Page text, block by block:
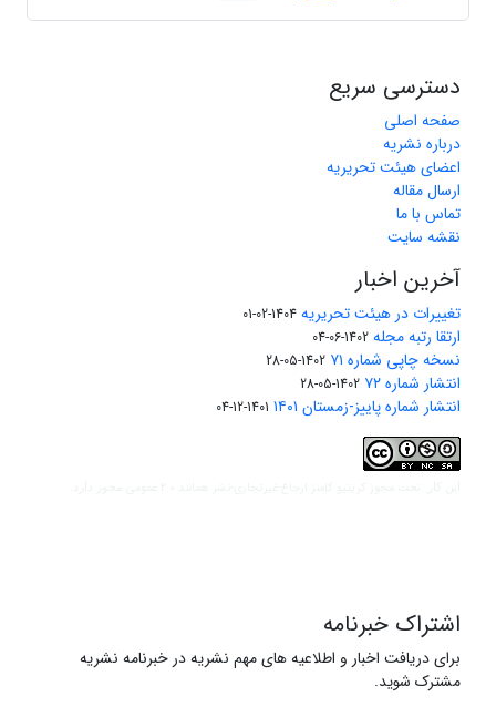
دسترسی سریع
صفحه اصلی
درباره نشریه
اعضای هیئت تحریریه
ارسال مقاله
تماس با ما
نقشه سایت
آخرین اخبار
تغییرات در هیئت تحریریه 1404-02-01
ارتقا رتبه مجله 1402-06-04
نسخه چاپی شماره ۷۱ 1402-05-28
انتشار شماره ۷۲ 1402-05-28
انتشار شماره پاییز-زمستان ۱۴۰۱ 1401-12-04
اشتراک خبرنامه
برای دریافت اخبار و اطلاعیه های مهم نشریه در خبرنامه نشریه
مشترک شوید.